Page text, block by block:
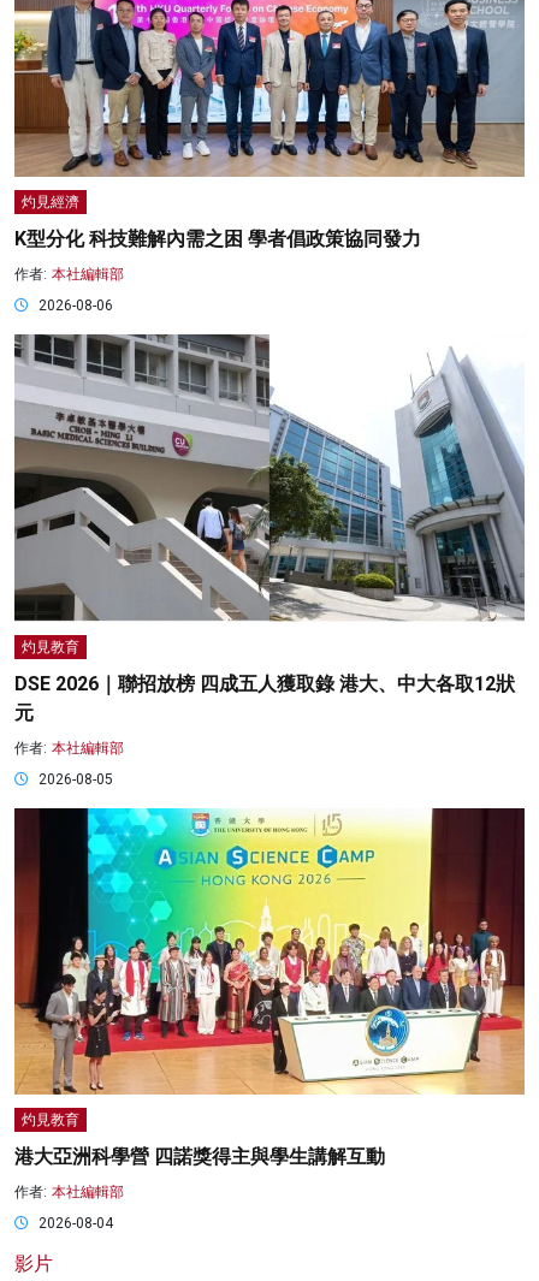
灼見經濟
K型分化 科技難解內需之困 學者倡政策協同發力
作者: 本社編輯部
2026-08-06
灼見教育
DSE 2026｜聯招放榜 四成五人獲取錄 港大、中大各取12狀
元
作者: 本社編輯部
2026-08-05
灼見教育
港大亞洲科學營 四諾獎得主與學生講解互動
作者: 本社編輯部
2026-08-04
影片